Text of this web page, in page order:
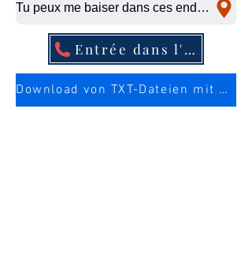
Tu peux me baiser dans ces endroits, même à la dernière minute.
Entrée dans l'annuaire téléphonique
Download von TXT-Dateien mit mehr Infos über die Sau